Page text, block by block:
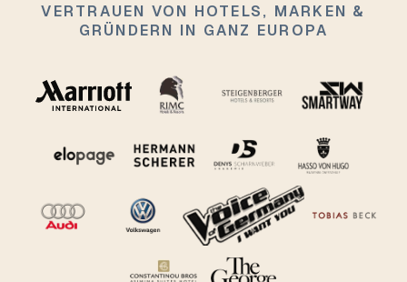
VERTRAUEN VON HOTELS, MARKEN &
GRÜNDERN IN GANZ EUROPA